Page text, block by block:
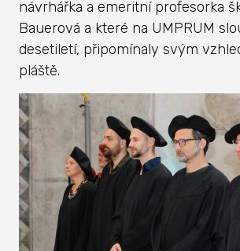
návrhářka a emeritní profesorka
Bauerová a které na UMPRUM
desetiletí, připomínaly svým
pláště.